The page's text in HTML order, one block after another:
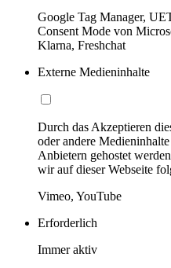
Google Tag Manager,
Consent Mode von
Klarna, Freshchat
Externe Medieninhalte
Durch das Akzeptieren
oder andere
Anbietern gehostet
wir auf dieser Webseite
Vimeo, YouTube
Erforderlich
Immer aktiv